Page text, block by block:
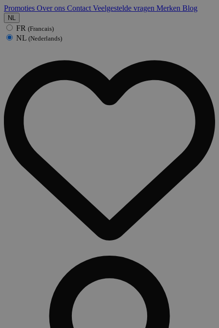
Promoties Over ons Contact Veelgestelde vragen Merken Blog
NL
FR (Francais)
NL (Nederlands)